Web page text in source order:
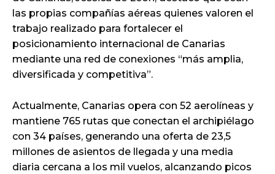
las propias compañías aéreas quienes valoren el
trabajo realizado para fortalecer el
posicionamiento internacional de Canarias
mediante una red de conexiones “más amplia,
diversificada y competitiva”.
Actualmente, Canarias opera con 52 aerolíneas y
mantiene 765 rutas que conectan el archipiélago
con 34 países, generando una oferta de 23,5
millones de asientos de llegada y una media
diaria cercana a los mil vuelos, alcanzando picos